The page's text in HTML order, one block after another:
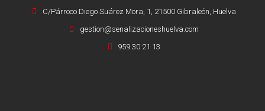
C/Párroco Diego Suárez Mora, 1, 21500 Gibraleón, Huelva
gestion@senalizacioneshuelva.com
959 30 21 13